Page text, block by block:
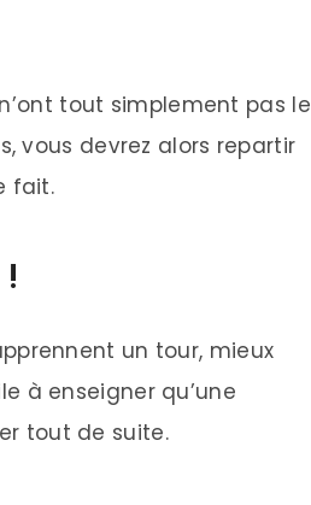
tout simplement pas le
vous devrez alors repartir
fait.
un tour, mieux
à enseigner qu’une
tout de suite.